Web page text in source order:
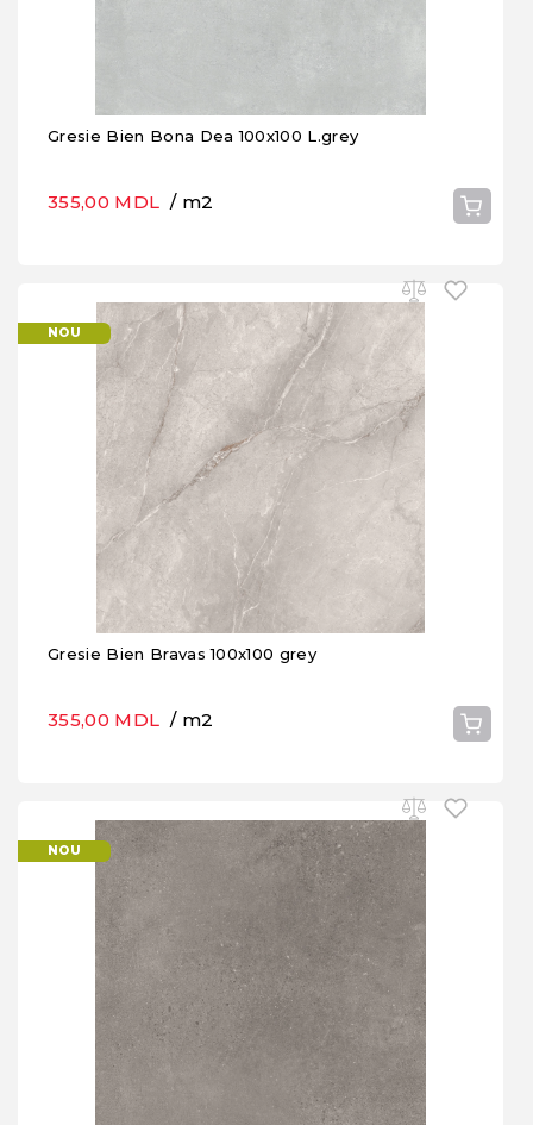
Gresie Bien Bona Dea 100x100 L.grey
355,00 MDL / m2
NOU
Gresie Bien Bravas 100x100 grey
355,00 MDL / m2
NOU